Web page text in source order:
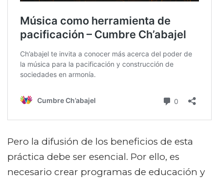
Pero la difusión de los beneficios de esta
práctica debe ser esencial. Por ello, es
necesario crear programas de educación y